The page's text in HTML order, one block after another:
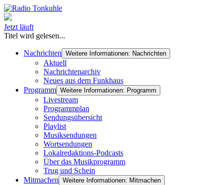
Jetzt läuft
Titel wird gelesen...
Nachrichten Weitere Informationen: Nachrichten
Aktuell
Nachrichtenarchiv
Neues aus dem Funkhaus
Programm Weitere Informationen: Programm
Livestream
Programmplan
Sendungsübersicht
Playlist
Musiksendungen
Wortsendungen
Lokalredaktions-Podcasts
Über das Musikprogramm
Trug und Schein
Mitmachen Weitere Informationen: Mitmachen